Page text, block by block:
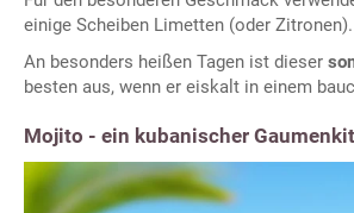
einige Scheiben Limetten (oder Zitronen).
An besonders heißen Tagen ist dieser
besten aus, wenn er eiskalt in einem
Mojito - ein kubanischer